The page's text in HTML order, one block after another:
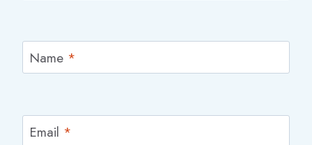
Name *
Email *